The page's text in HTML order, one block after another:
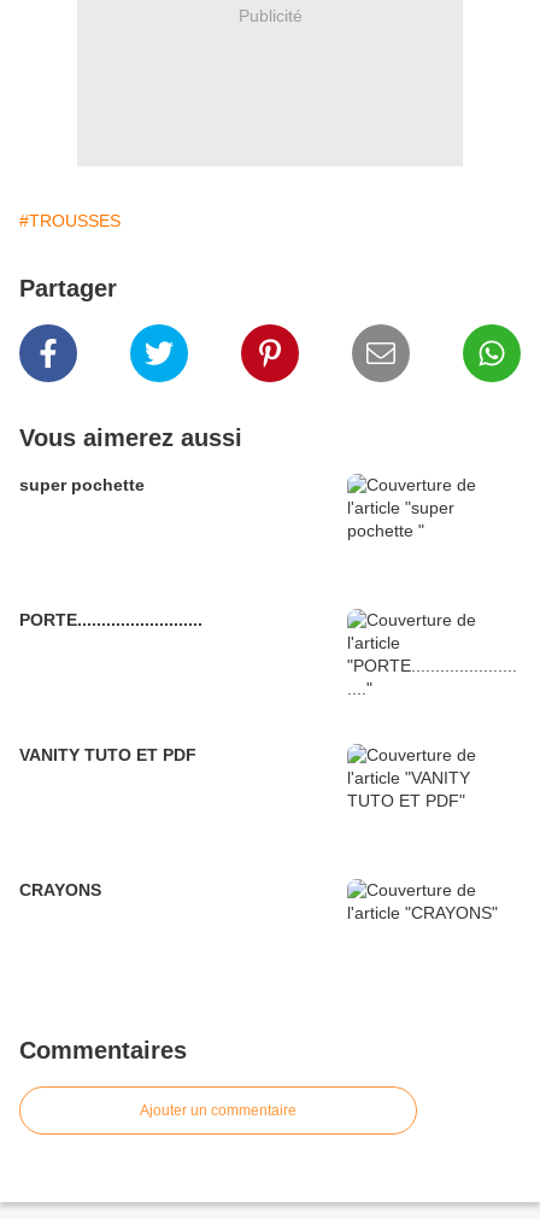
Publicité
#TROUSSES
Partager
Vous aimerez aussi
super pochette
PORTE..........................
VANITY TUTO ET PDF
CRAYONS
Commentaires
Ajouter un commentaire